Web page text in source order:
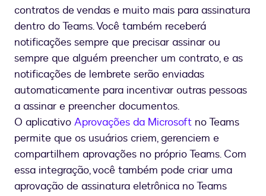
contratos de vendas e muito mais para assinatura
dentro do Teams. Você também receberá
notificações sempre que precisar assinar ou
sempre que alguém preencher um contrato, e as
notificações de lembrete serão enviadas
automaticamente para incentivar outras pessoas
a assinar e preencher documentos.
O aplicativo Aprovações da Microsoft no Teams
permite que os usuários criem, gerenciem e
compartilhem aprovações no próprio Teams. Com
essa integração, você também pode criar uma
aprovação de assinatura eletrônica no Teams